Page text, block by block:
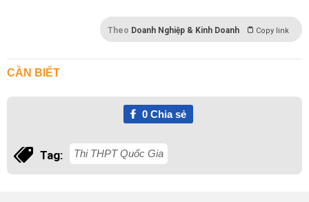
Theo Doanh Nghiệp & Kinh Doanh Copy link
CẦN BIẾT
0Chia sẻ
Tag: Thi THPT Quốc Gia